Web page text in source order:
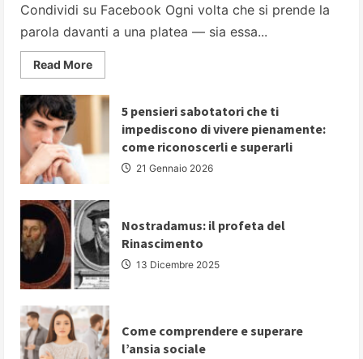
Condividi su Facebook Ogni volta che si prende la
parola davanti a una platea — sia essa...
Read MoreRead
more
PARLARE
IN
PUBBLICO:
strategie
fondamentali
comunicare
autorevolezza
e
convincere
il
proprio
pubblico
5 pensieri sabotatori che ti
impediscono di vivere pienamente:
come riconoscerli e superarli
21 Gennaio 2026
Nostradamus: il profeta del
Rinascimento
13 Dicembre 2025
Come comprendere e superare
l’ansia sociale